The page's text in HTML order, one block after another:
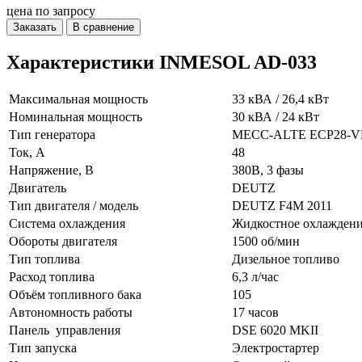
цена по запросу
Заказать В сравнение
Характеристики INMESOL AD-033
Максимальная мощность
33 кВА / 26,4 кВт
Номинальная мощность
30 кВА / 24 кВт
Тип генератора
MECC-ALTE ECP28-
Ток, А
48
Напряжение, В
380В, 3 фазы
Двигатель
DEUTZ
Тип двигателя / модель
DEUTZ F4M 2011
Система охлаждения
Жидкостное
Обороты двигателя
1500 об/мин
Тип топлива
Дизельное топливо
Расход топлива
6,3 л/час
Объём топливного бака
105
Автономность работы
17 часов
Панель управления
DSE 6020 MKII
Тип запуска
Электростартер